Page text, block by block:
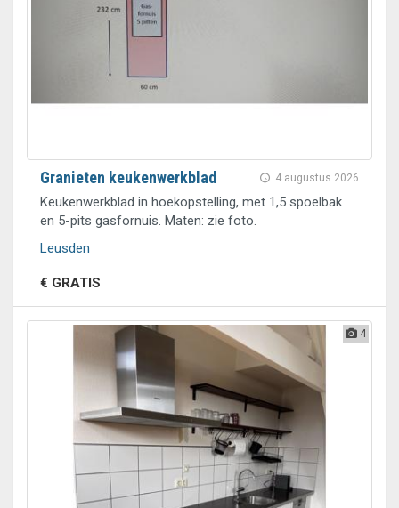
4 augustus 2026
Granieten keukenwerkblad
Keukenwerkblad in hoekopstelling, met 1,5 spoelbak
en 5-pits gasfornuis. Maten: zie foto.
Leusden
€ GRATIS
4